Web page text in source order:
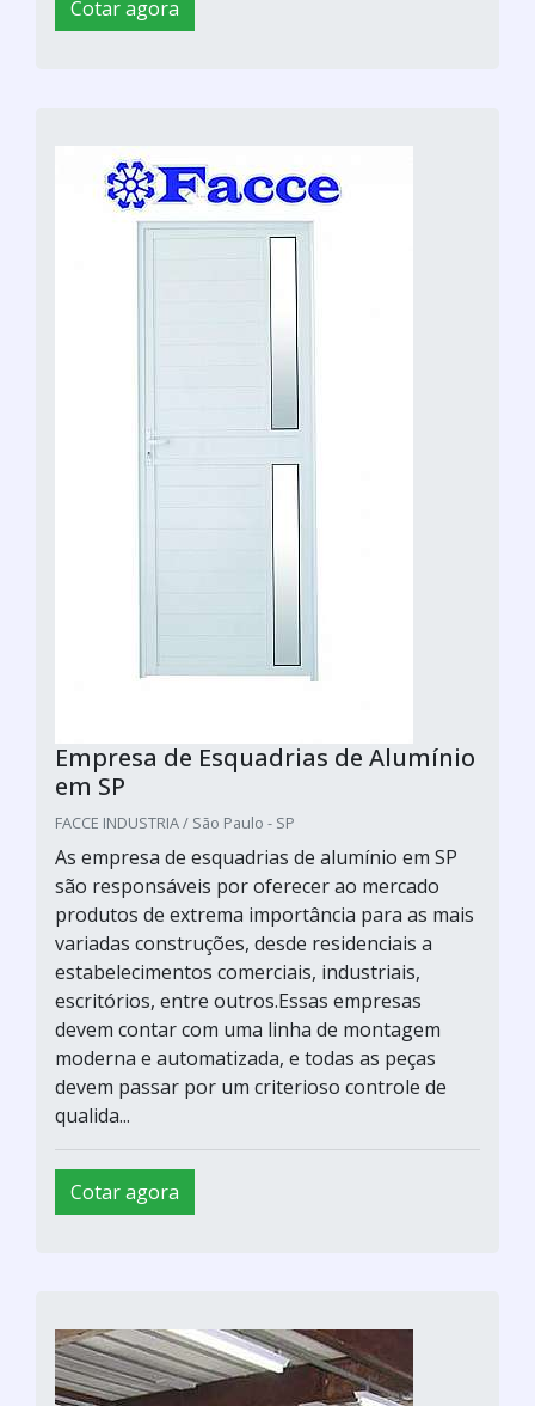
Cotar agora
Empresa de Esquadrias de Alumínio
em SP
FACCE INDUSTRIA / São Paulo - SP
As empresa de esquadrias de alumínio em SP
são responsáveis por oferecer ao mercado
produtos de extrema importância para as mais
variadas construções, desde residenciais a
estabelecimentos comerciais, industriais,
escritórios, entre outros.Essas empresas
devem contar com uma linha de montagem
moderna e automatizada, e todas as peças
devem passar por um criterioso controle de
qualida...
Cotar agora